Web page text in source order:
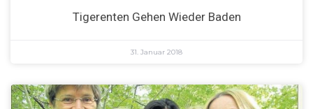
Tigerenten Gehen Wieder Baden
31. Januar 2018